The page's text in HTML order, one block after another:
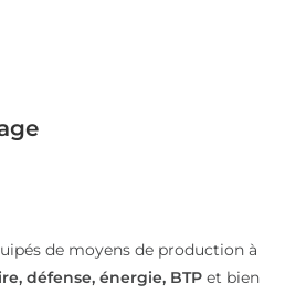
de moyens de production à
défense, énergie, BTP et bien